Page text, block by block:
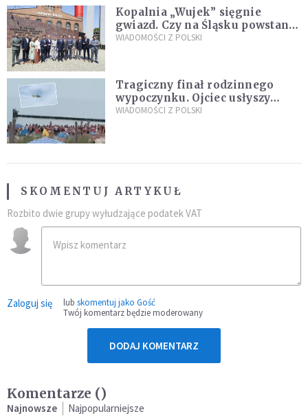
Kopalnia „Wujek” sięgnie
gwiazd. Czy na Śląsku powstanie
„Dolina Krzemowa”?
WIADOMOŚCI Z POLSKI
Tragiczny finał rodzinnego
wypoczynku. Ojciec usłyszy
zarzuty
WIADOMOŚCI Z POLSKI
SKOMENTUJ ARTYKUŁ
Rozbito dwie grupy wyłudzające podatek VAT
Zaloguj się lub skomentuj jako Gość
Twój komentarz będzie moderowany
DODAJ KOMENTARZ
Komentarze ()
Najnowsze Najpopularniejsze